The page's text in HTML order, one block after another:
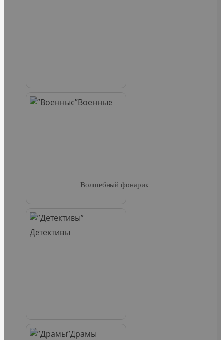
Военные
Детективы
Драмы
Волшебный фонарик